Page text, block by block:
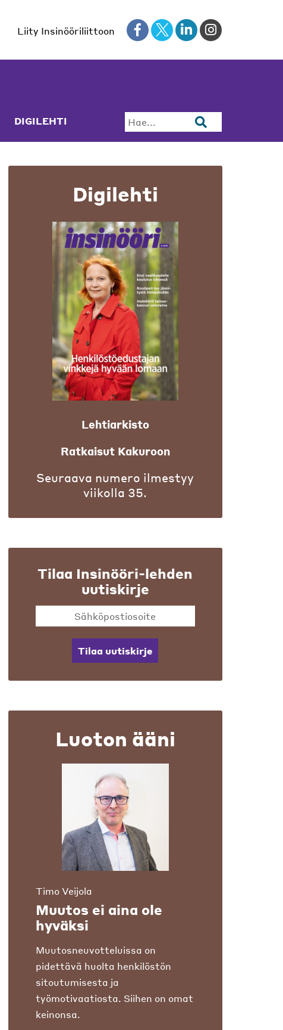
Liity Insinööriliittoon
DIGILEHTI Hae...
Digilehti
Lehtiarkisto
Ratkaisut Kakuroon
Seuraava numero ilmestyy
viikolla 35.
Tilaa Insinööri-lehden
uutiskirje
Tilaa uutiskirje
Luoton ääni
Timo Veijola
Muutos ei aina ole
hyväksi
Muutosneuvotteluissa on
pidettävä huolta henkilöstön
sitoutumisesta ja
työmotivaatiosta. Siihen on omat
keinonsa.